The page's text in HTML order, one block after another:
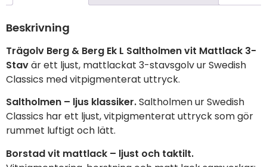
Beskrivning
Trägolv Berg & Berg Ek L Saltholmen vit Mattlack 3-
Stavär ett ljust, mattlackat 3-stavsgolv ur Swedish
Classics med vitpigmenterat uttryck.
Saltholmen – ljus klassiker.Saltholmen ur Swedish
Classics har ett ljust, vitpigmenterat uttryck som gör
rummet luftigt och lätt.
Borstad vit mattlack – ljust och taktilt.